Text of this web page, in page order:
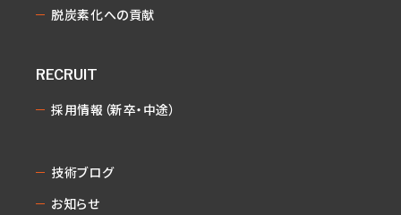
脱炭素化への貢献
RECRUIT
採用情報（新卒・中途）
技術ブログ
お知らせ